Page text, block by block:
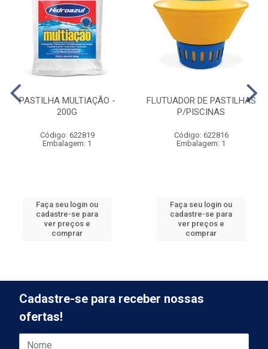
PASTILHA MULTIAÇÃO -
200G
Código: 622819
Embalagem: 1
Faça seu login ou
cadastre-se para
ver preços e
comprar
FLUTUADOR DE PASTILHAS
P/PISCINAS
Código: 622816
Embalagem: 1
Faça seu login ou
cadastre-se para
ver preços e
comprar
Cadastre-se para receber nossas
ofertas!